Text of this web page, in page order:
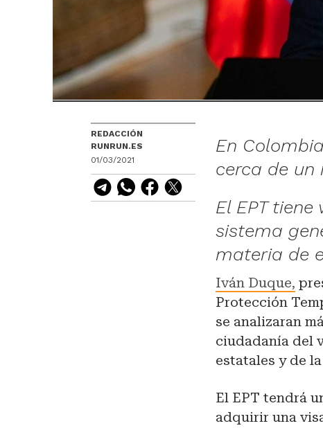
REDACCIÓN
RUNRUN.ES
01/03/2021
En
cerca de un
El EPT
sistema
materia de
Iván Duque,
Protección
se analizaran
ciudadanía del
estatales y de
El EPT tendrá
adquirir una